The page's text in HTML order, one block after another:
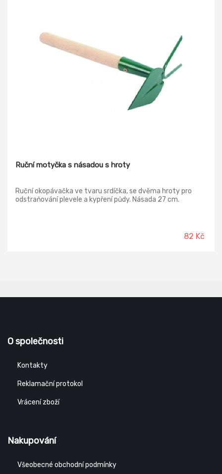
Ruční motyčka s násadou s hroty
Ruční okopávačka ve tvaru srdíčka, se dvěma hroty pro
odstraňování plevele a kypření půdy. Násada 27 cm.
82 Kč
O společnosti
Kontakty
Reklamační protokol
Vrácení zboží
Nakupování
Všeobecné obchodní podmínky